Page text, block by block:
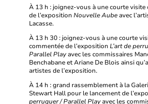
À 13 h : joignez-vous à une courte visite
de l’exposition Nouvelle Aubeavec
Lacasse.
À 13 h 30 : joignez-vous à une courte
commentée de l’exposition L’art de
Parallel Playavec les commissaires
Benchabane et Ariane De Blois ainsi
artistes de l’exposition.
À 14 h : grand rassemblement à la
Stewart Hall pour le lancement de
perruquer / Parallel Playavec les